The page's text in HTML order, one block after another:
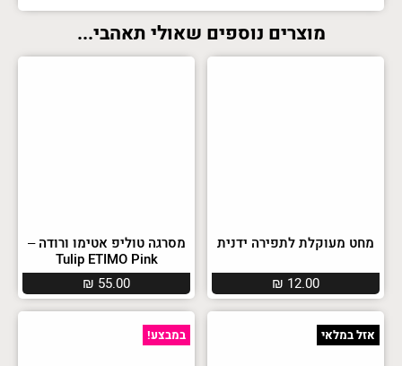
מוצרים נוספים שאולי תאהבי...
מחט מעוקלת לתפירה ידנית
₪ 12.00
מסרגה טוליפ אטימו ורודה –
Tulip ETIMO Pink
₪ 55.00
אזל במלאי במבצע!